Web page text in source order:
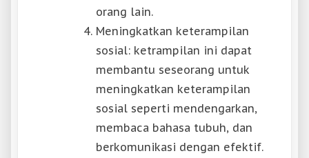
orang lain.
Meningkatkan keterampilan
sosial: ketrampilan ini dapat
membantu seseorang untuk
meningkatkan keterampilan
sosial seperti mendengarkan,
membaca bahasa tubuh, dan
berkomunikasi dengan efektif.